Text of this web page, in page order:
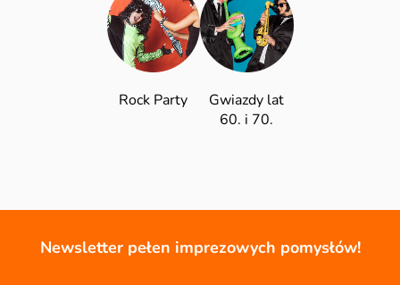
Rock Party
Gwiazdy lat
60. i 70.
Newsletter pełen imprezowych pomysłów!